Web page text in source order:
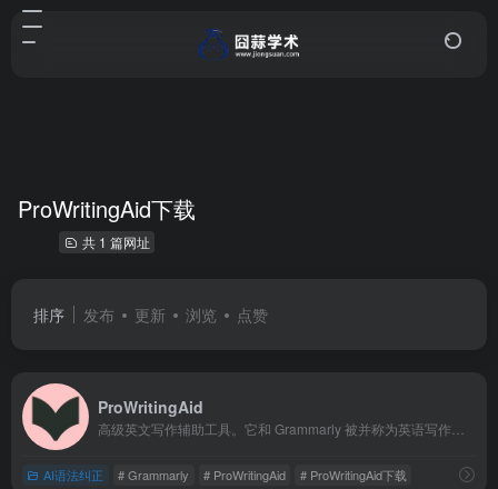
ProWritingAid下载
共 1 篇网址
排序 发布 更新 浏览 点赞
ProWritingAid
AI语法纠正 # Grammarly # ProWritingAid # ProWritingAid下载